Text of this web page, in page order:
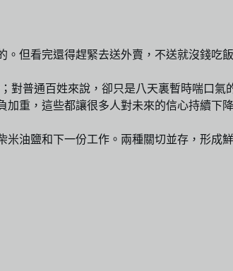
但看完還得趕緊去送外賣，不送就沒錢吃飯
對普通百姓來說，卻只是八天裏暫時喘口
重，這些都讓很多人對未來的信心持續下降
油鹽和下一份工作。兩種關切並存，形